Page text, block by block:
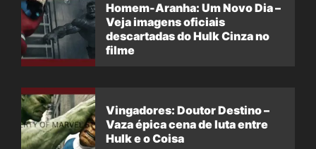
Homem-Aranha: Um Novo Dia –
Veja imagens oficiais
descartadas do Hulk Cinza no
filme
Vingadores: Doutor Destino –
Vaza épica cena de luta entre
Hulk e o Coisa